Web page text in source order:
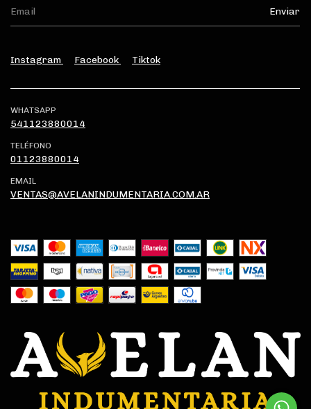
Instagram Facebook Tiktok
WHATSAPP
541123880014
TELÉFONO
01123880014
EMAIL
VENTAS@AVELANINDUMENTARIA.COM.AR